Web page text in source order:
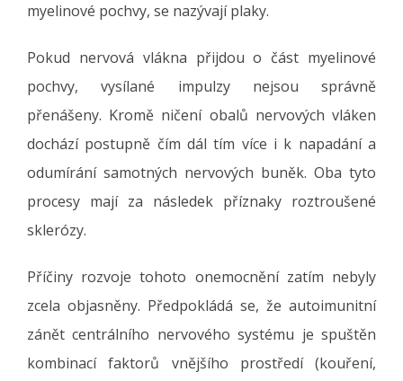
myelinové pochvy, se nazývají plaky.
Pokud nervová vlákna přijdou o část myelinové
pochvy, vysílané impulzy nejsou správně
přenášeny. Kromě ničení obalů nervových vláken
dochází postupně čím dál tím více i k napadání a
odumírání samotných nervových buněk. Oba tyto
procesy mají za následek příznaky roztroušené
sklerózy.
Příčiny rozvoje tohoto onemocnění zatím nebyly
zcela objasněny. Předpokládá se, že autoimunitní
zánět centrálního nervového systému je spuštěn
kombinací faktorů vnějšího prostředí (kouření,